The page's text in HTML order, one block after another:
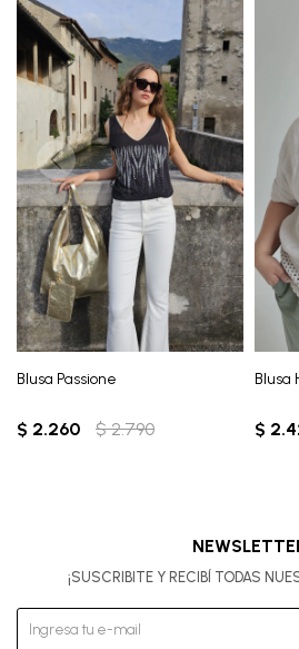
Blusa Passione
$ 2.260 $ 2.790
Blusa
$
¡SUSCRIBITE Y RECIBÍ TODAS